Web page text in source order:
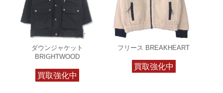
ダウンジャケット
BRIGHTWOOD
買取強化中
フリース BREAKHEART
買取強化中